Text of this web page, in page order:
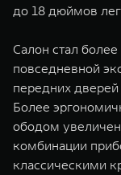
до 18 дюймов
Салон стал
повседневной
передних
Более
ободом
комбинации
классическими